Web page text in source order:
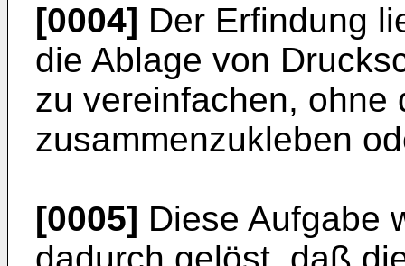
[0004] Der Erfindung
die Ablage von
zu vereinfachen, ohne
zusammenzukleben
[0005] Diese Aufgabe